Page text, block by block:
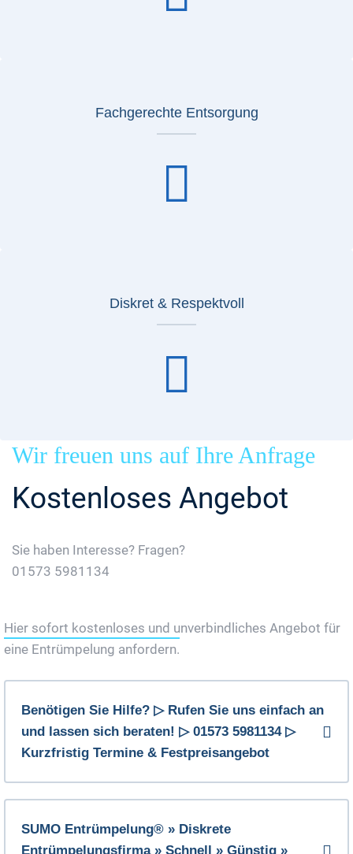
Fachgerechte Entsorgung
Diskret & Respektvoll
Wir freuen uns auf Ihre Anfrage
Kostenloses Angebot
Sie haben Interesse? Fragen?
01573 5981134
Hier sofort kostenloses und unverbindliches Angebot für
eine Entrümpelung anfordern.
Benötigen Sie Hilfe? ▷ Rufen Sie uns einfach an
und lassen sich beraten! ▷ 01573 5981134 ▷
Kurzfristig Termine & Festpreisangebot
SUMO Entrümpelung® » Diskrete
Entrümpelungsfirma » Schnell » Günstig »